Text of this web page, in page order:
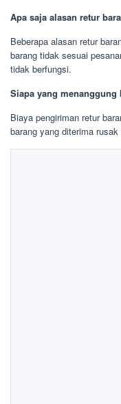
Apa saja alasan retur
Beberapa alasan retur
barang tidak sesuai
tidak berfungsi.
Siapa yang
Biaya pengiriman retur
barang yang diterima